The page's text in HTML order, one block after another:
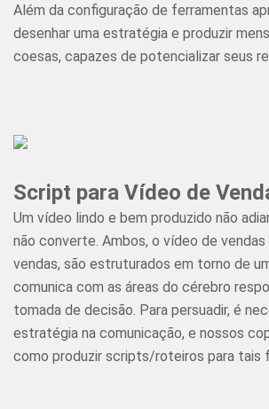
Além da configuração de ferramentas
desenhar uma estratégia e produzir
coesas, capazes de potencializar seus
Script para Vídeo de
Um vídeo lindo e bem produzido não
não converte. Ambos, o vídeo de
vendas, são estruturados em torno de
comunica com as áreas do cérebro
tomada de decisão. Para persuadir, é
estratégia na comunicação, e nossos
como produzir scripts/roteiros para tais